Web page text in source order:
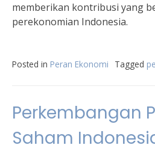
memberikan kontribusi yang
perekonomian Indonesia.
Posted in Peran Ekonomi Tagged
Perkembangan
Saham